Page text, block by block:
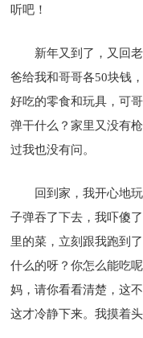
听吧！
新年又到了，又回
爸给我和哥哥各50块钱
好吃的零食和玩具，可
弹干什么？家里又没有
过我也没有问。
回到家，我开心地
子弹吞了下去，我吓傻
里的菜，立刻跟我跑到
什么的呀？你怎么能吃
妈，请你看看清楚，这
这才冷静下来。我摸着